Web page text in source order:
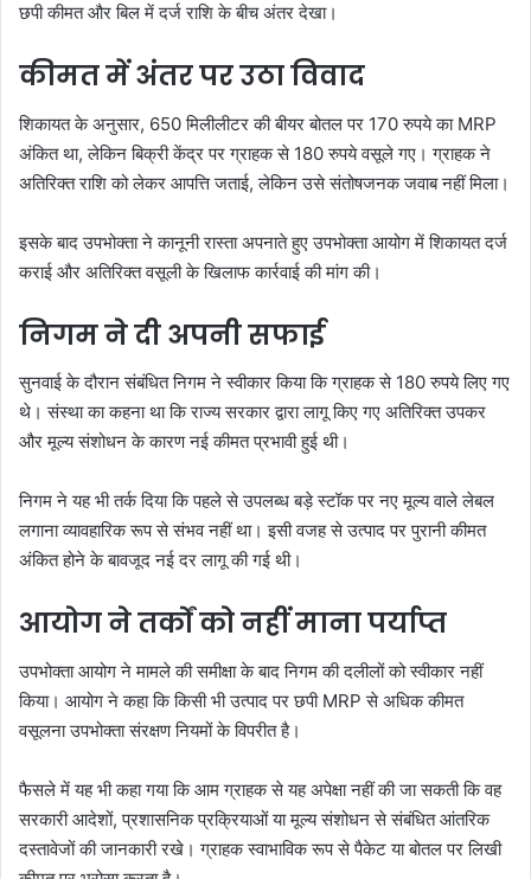
छपी कीमत और बिल में दर्ज राशि के बीच अंतर देखा।
कीमत में अंतर पर उठा विवाद
शिकायत के अनुसार, 650 मिलीलीटर की बीयर बोतल पर 170 रुपये का MRP
अंकित था, लेकिन बिक्री केंद्र पर ग्राहक से 180 रुपये वसूले गए। ग्राहक ने
अतिरिक्त राशि को लेकर आपत्ति जताई, लेकिन उसे संतोषजनक जवाब नहीं मिला।
इसके बाद उपभोक्ता ने कानूनी रास्ता अपनाते हुए उपभोक्ता आयोग में शिकायत दर्ज
कराई और अतिरिक्त वसूली के खिलाफ कार्रवाई की मांग की।
निगम ने दी अपनी सफाई
सुनवाई के दौरान संबंधित निगम ने स्वीकार किया कि ग्राहक से 180 रुपये लिए गए
थे। संस्था का कहना था कि राज्य सरकार द्वारा लागू किए गए अतिरिक्त उपकर
और मूल्य संशोधन के कारण नई कीमत प्रभावी हुई थी।
निगम ने यह भी तर्क दिया कि पहले से उपलब्ध बड़े स्टॉक पर नए मूल्य वाले लेबल
लगाना व्यावहारिक रूप से संभव नहीं था। इसी वजह से उत्पाद पर पुरानी कीमत
अंकित होने के बावजूद नई दर लागू की गई थी।
आयोग ने तर्कों को नहीं माना पर्याप्त
उपभोक्ता आयोग ने मामले की समीक्षा के बाद निगम की दलीलों को स्वीकार नहीं
किया। आयोग ने कहा कि किसी भी उत्पाद पर छपी MRP से अधिक कीमत
वसूलना उपभोक्ता संरक्षण नियमों के विपरीत है।
फैसले में यह भी कहा गया कि आम ग्राहक से यह अपेक्षा नहीं की जा सकती कि वह
सरकारी आदेशों, प्रशासनिक प्रक्रियाओं या मूल्य संशोधन से संबंधित आंतरिक
दस्तावेजों की जानकारी रखे। ग्राहक स्वाभाविक रूप से पैकेट या बोतल पर लिखी